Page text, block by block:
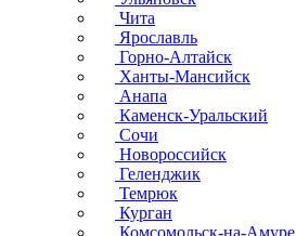
Чита
Ярославль
Горно-Алтайск
Ханты-Мансийск
Анапа
Каменск-Уральский
Сочи
Новороссийск
Геленджик
Темрюк
Курган
Комсомольск-на-Амуре